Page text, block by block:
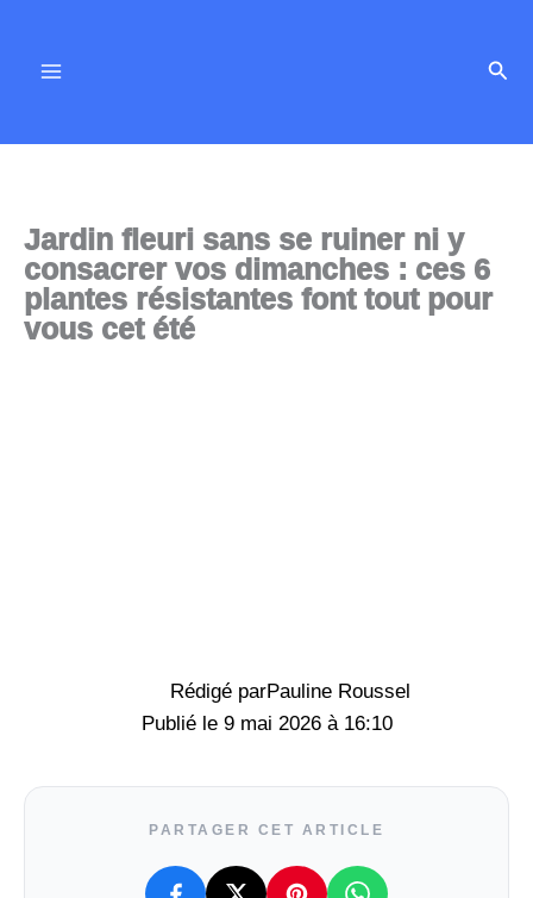
contenu
Jardin fleuri sans se ruiner ni y
consacrer vos dimanches : ces 6
plantes résistantes font tout pour
vous cet été
Rédigé parPauline Roussel
9 mai 2026 à 16:10
PARTAGER CET ARTICLE